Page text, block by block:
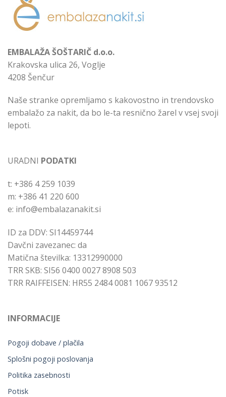
EMBALAŽA ŠOŠTARIČ d.o.o.
Krakovska ulica 26, Voglje
4208 Šenčur
Naše stranke opremljamo s kakovostno in trendovsko
embalažo za nakit, da bo le-ta resnično žarel v vsej svoji
lepoti.
URADNI PODATKI
t: +386 4 259 1039
m: +386 41 220 600
e: info@embalazanakit.si
ID za DDV: SI14459744
Davčni zavezanec: da
Matična številka: 13312990000
TRR SKB: SI56 0400 0027 8908 503
TRR RAIFFEISEN: HR55 2484 0081 1067 93512
INFORMACIJE
Pogoji dobave / plačila
Splošni pogoji poslovanja
Politika zasebnosti
Potisk